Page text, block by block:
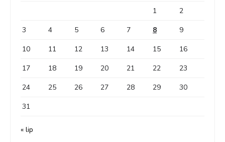
1
2
3
4 5 6 7 8
9
10
11 12 13 14 15
16
17
18 19 20 21 22
23
24
25 26 27 28 29
30
31
« lip